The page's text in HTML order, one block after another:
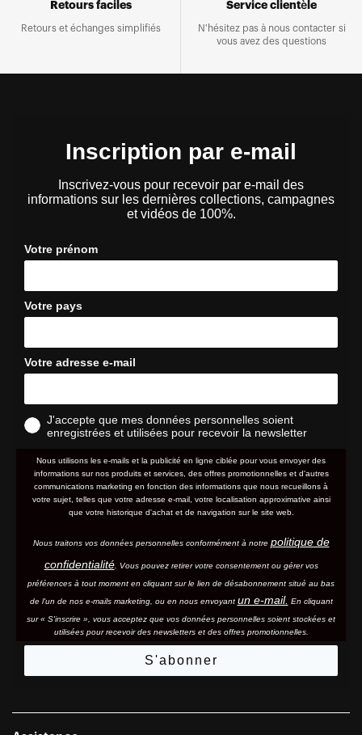
Retours faciles
Retours et échanges simplifiés
Service clientèle
N'hésitez pas à nous contacter si
vous avez des questions
Inscription par e-mail
Inscrivez-vous pour recevoir par e-mail des
informations sur les dernières collections, campagnes
et vidéos de 100%.
Votre prénom
Votre pays
Votre adresse e-mail
J'accepte que mes données personnelles soient
enregistrées et utilisées pour recevoir la newsletter
Nous utilisons les e-mails et la publicité en ligne ciblée pour vous envoyer des
informations sur nos produits et services, des offres promotionnelles et d'autres
communications marketing en fonction des informations que nous recueillons à
votre sujet, telles que votre adresse e-mail, votre localisation approximative ainsi
que votre historique d'achat et de navigation sur le site web.
Nous traitons vos données personnelles conformément à notre politique de
confidentialité. Vous pouvez retirer votre consentement ou gérer vos
préférences à tout moment en cliquant sur le lien de désabonnement situé au bas
de l'un de nos e-mails marketing, ou en nous envoyant un e-mail. En cliquant
sur « S'inscrire », vous acceptez que vos données personnelles soient stockées et
utilisées pour recevoir des newsletters et des offres promotionnelles.
S'abonner